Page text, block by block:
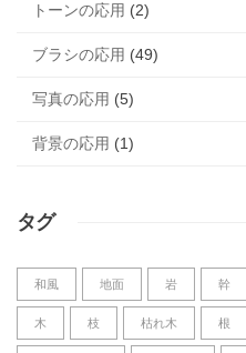
トーンの応用 (2)
ブラシの応用 (49)
写真の応用 (5)
背景の応用 (1)
タグ
和風 地面 岩 幹
木 枝 枯れ木 根